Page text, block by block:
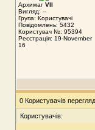
Архимаг VII
Вигляд: --
Група: Користувачі
Повідомлень: 5432
Користувач №: 95394
Реєстрація: 19-November
16
0 Користувачів
Користувачів: